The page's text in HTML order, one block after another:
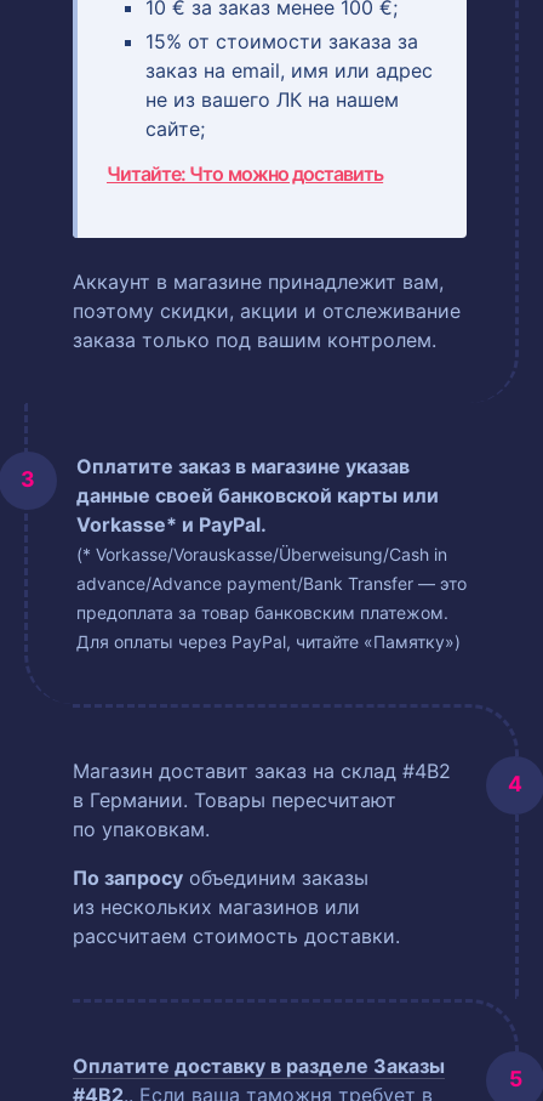
10 € за заказ менее 100 €;
15% от стоимости заказа за
заказ на email, имя или адрес
не из вашего ЛК на нашем
сайте;
Читайте: Что можно доставить
Аккаунт в магазине принадлежит вам,
поэтому скидки, акции и отслеживание
заказа только под вашим контролем.
Оплатите заказ в магазине указав
данные своей банковской карты или
Vorkasse* и PayPal.
(* Vorkasse/Vorauskasse/Überweisung/Cash in
advance/Advance payment/Bank Transfer — это
предоплата за товар банковским платежом.
Для оплаты через PayPal, читайте «Памятку»)
Магазин доставит заказ на склад #4B2
в Германии. Товары пересчитают
по упаковкам.
По запросу объединим заказы
из нескольких магазинов или
рассчитаем стоимость доставки.
Оплатите доставку в разделе Заказы
#4B2.. Если ваша таможня требует в